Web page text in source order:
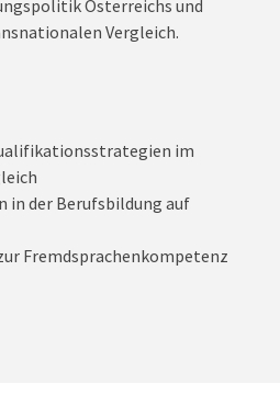
Österreichs und
Vergleich.
im
in der Berufsbildung auf
Fremdsprachenkompetenz